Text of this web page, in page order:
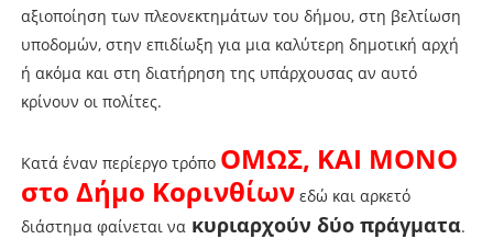
αξιοποίηση των πλεονεκτημάτων του δήμου, στη βελτίωση
υποδομών, στην επιδίωξη για μια καλύτερη δημοτική αρχή
ή ακόμα και στη διατήρηση της υπάρχουσας αν αυτό
κρίνουν οι πολίτες.
Κατά έναν περίεργο τρόπο ΟΜΩΣ, ΚΑΙ ΜΟΝΟ
στο Δήμο Κορινθίωνεδώ και αρκετό
διάστημα φαίνεται νακυριαρχούν δύο πράγματα.